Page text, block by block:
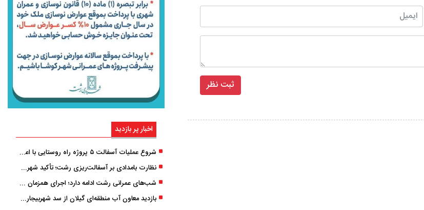
اخبار پر بازدید
شروع عملیات آسفالت ۵ پروژه راه ‌روستایی با اعتبار ۳۷۰ میلیاردی در گیلان
نظارت بامدادی بر آسفالت‌ریزی رشت؛ تأکید شهردار و بازرس کل بر کیفیت اجرای پروژه‌ها
شب‌های عمرانی رشت ادامه دارد؛ اجرای همزمان آسفالت‌ریزی در پنج منطقه شهری
بازدید معاون آب منطقه‌ای گیلان از سد شهربیجار برای تداوم تأمین آب شرب استان